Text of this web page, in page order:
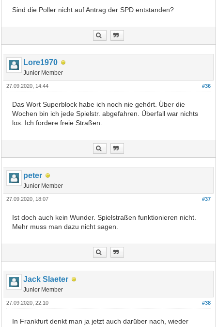
Sind die Poller nicht auf Antrag der SPD entstanden?
Lore1970
Junior Member
#36
27.09.2020, 14:44
Das Wort Superblock habe ich noch nie gehört. Über die
Wochen bin ich jede Spielstr. abgefahren. Überfall war nichts
los. Ich fordere freie Straßen.
peter
Junior Member
#37
27.09.2020, 18:07
Ist doch auch kein Wunder. Spielstraßen funktionieren nicht.
Mehr muss man dazu nicht sagen.
Jack Slaeter
Junior Member
#38
27.09.2020, 22:10
In Frankfurt denkt man ja jetzt auch darüber nach, wieder